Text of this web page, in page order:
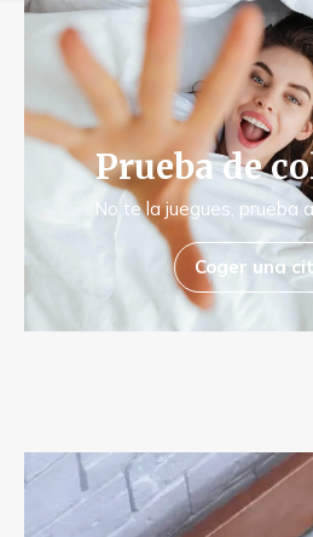
Prueba de
No te la juegues, prueba
Coger una